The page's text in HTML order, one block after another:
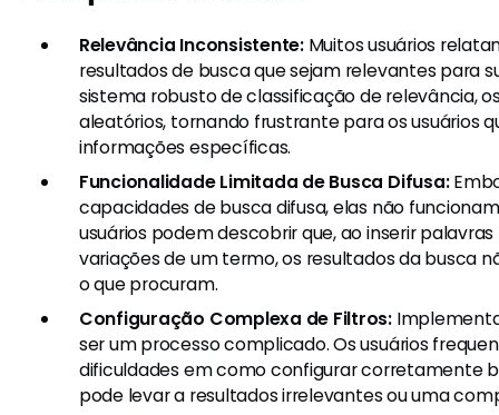
Relevância Inconsistente:Muitos usuários
resultados de busca que sejam relevantes para
sistema robusto de classificação de relevância,
aleatórios, tornando frustrante para os usuários
informações específicas.
Funcionalidade Limitada de Busca Difusa:
capacidades de busca difusa, elas não
usuários podem descobrir que, ao inserir
variações de um termo, os resultados da busca
o que procuram.
Configuração Complexa de Filtros:
ser um processo complicado. Os usuários
dificuldades em como configurar corretamente
pode levar a resultados irrelevantes ou uma